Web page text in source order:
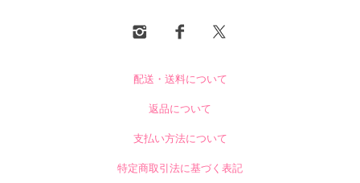
配送・送料について
返品について
支払い方法について
特定商取引法に基づく表記